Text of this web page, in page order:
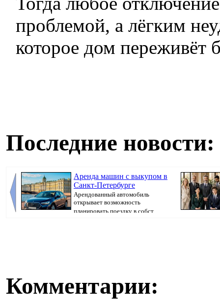
проблемой, а лёгким
которое дом переживёт
Последние новости:
Аренда машин с выкупом в
Санкт-Петербурге
Арендованный автомобиль
открывает возможность
планировать поездку в собст...
Комментарии: